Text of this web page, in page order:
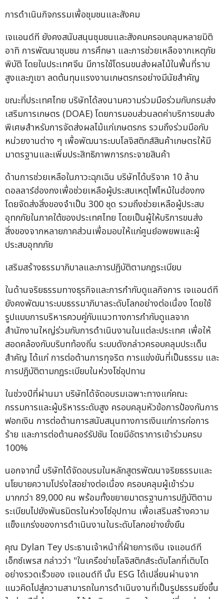
การดำเนินกิจกรรมเพื่อชุมชนและสังคม
เจแอนด์ที ยังคงสนับสนุนชุมชนและสังคมครอบคลุมหลายมิติ
อาทิ การพัฒนาชุมชน การศึกษา และการช่วยเหลือจากเหตุภัย
พิบัติ โดยในประเทศจีน มีการใช้โดรนขนส่งผลไม้ในพื้นที่ราบ
สูงและภูเขา ลดต้นทุนแรงงานเกษตรกรอย่างมีนัยสำคัญ
ขณะที่ประเทศไทย บริษัทได้ลงนามความร่วมมือร่วมกับกรมส่ง
เสริมการเกษตร (DOAE) โดยการมอบส่วนลดค่าบริการขนส่ง
พิเศษสำหรับการจัดส่งผลไม้แก่เกษตรกร รวมถึงร่วมมือกับ
หน่วยงานต่าง ๆ เพื่อพัฒนาระบบโลจิสติกส์สินค้าเกษตรให้มี
มาตรฐานและเพิ่มประสิทธิภาพการกระจายสินค้า
ด้านการช่วยเหลือในภาวะฉุกเฉิน บริษัทได้บริจาค 10 ล้าน
ดอลลาร์ฮ่องกงเพื่อช่วยเหลือผู้ประสบเหตุไฟไหม้ในฮ่องกง
โดยจัดส่งสิ่งของจำเป็น 300 ชุด รวมถึงช่วยเหลือผู้ประสบ
อุทกภัยในภาคใต้ของประเทศไทย โดยเป็นผู้ให้บริการขนส่ง
สิ่งของจากหลายภาคส่วนเพื่อมอบให้แก่ศูนย์อพยพและผู้
ประสบอุทกภัย
เสริมสร้างธรรมาภิบาลและการปฏิบัติตามกฎระเบียบ
ในด้านจริยธรรมทางธุรกิจและการกำกับดูแลกิจการ เจแอนด์ที
ยังคงพัฒนาระบบธรรมาภิบาลระดับโลกอย่างต่อเนื่อง โดยใช้
รูปแบบการบริหารควบคู่กับแนวทางการกำกับดูแลจาก
สำนักงานใหญ่ร่วมกับการดำเนินงานในแต่ละประเทศ เพื่อให้
สอดคล้องกับบริบทท้องถิ่น ระบบดังกล่าวครอบคลุมประเด็น
สำคัญ ได้แก่ การต่อต้านการทุจริต การแข่งขันที่เป็นธรรม และ
การปฏิบัติตามกฎระเบียบในห่วงโซ่อุปทาน
ในช่วงปีที่ผ่านมา บริษัทได้จัดอบรมเฉพาะทางแก่คณะ
กรรมการและผู้บริหารระดับสูง ครอบคลุมหัวข้อการป้องกันการ
ฟอกเงิน การต่อต้านการสนับสนุนทางการเงินแก่การก่อการ
ร้าย และการต่อต้านคอร์รัปชัน โดยมีอัตราการเข้าร่วมครบ
100%
นอกจากนี้ บริษัทได้จัดอบรมในหลักสูตรพัฒนาจริยธรรมและ
นโยบายความโปร่งใสอย่างต่อเนื่อง ครอบคลุมผู้เข้าร่วม
มากกว่า 89,000 คน พร้อมทั้งขยายมาตรฐานการปฏิบัติตาม
ระเบียบไปยังพันธมิตรในห่วงโซ่อุปทาน เพื่อเสริมสร้างความ
แข็งแกร่งของการดำเนินงานในระดับโลกอย่างยั่งยืน
คุณ Dylan Tey ประธานเจ้าหน้าที่ฝ่ายการเงิน เจแอนด์ที
เอ็กซ์เพรส กล่าวว่า "ในเครือข่ายโลจิสติกส์ระดับโลกที่เติบโต
อย่างรวดเร็วของ เจแอนด์ที นั้น ESG ได้เปลี่ยนผ่านจาก
แนวคิดไปสู่ความสามารถในการดำเนินงานที่เป็นรูปธรรมยิ่งขึ้น